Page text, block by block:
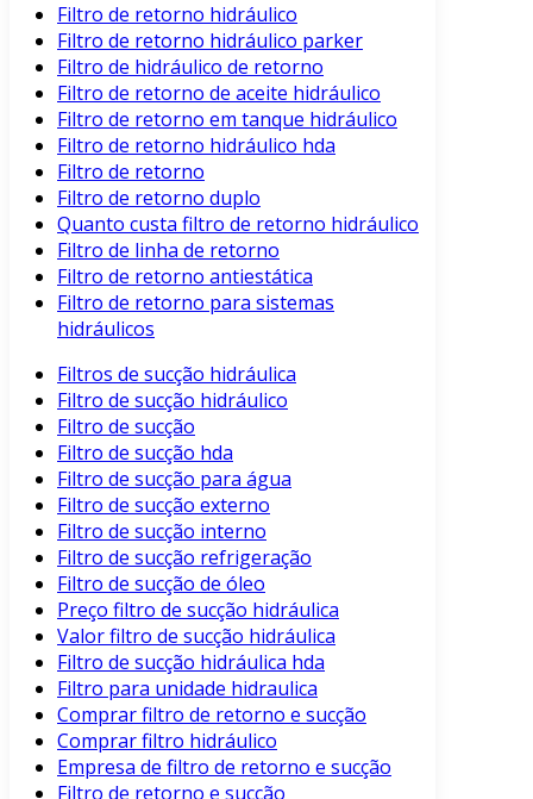
Filtro de retorno hidráulico
Filtro de retorno hidráulico parker
Filtro de hidráulico de retorno
Filtro de retorno de aceite hidráulico
Filtro de retorno em tanque hidráulico
Filtro de retorno hidráulico hda
Filtro de retorno
Filtro de retorno duplo
Quanto custa filtro de retorno hidráulico
Filtro de linha de retorno
Filtro de retorno antiestática
Filtro de retorno para sistemas
hidráulicos
Filtros de sucção hidráulica
Filtro de sucção hidráulico
Filtro de sucção
Filtro de sucção hda
Filtro de sucção para água
Filtro de sucção externo
Filtro de sucção interno
Filtro de sucção refrigeração
Filtro de sucção de óleo
Preço filtro de sucção hidráulica
Valor filtro de sucção hidráulica
Filtro de sucção hidráulica hda
Filtro para unidade hidraulica
Comprar filtro de retorno e sucção
Comprar filtro hidráulico
Empresa de filtro de retorno e sucção
Filtro de retorno e sucção